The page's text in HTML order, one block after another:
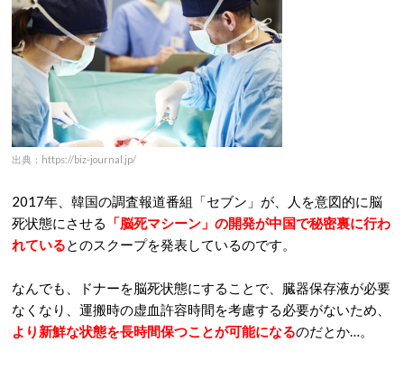
出典：https://biz-journal.jp/
2017年、韓国の調査報道番組「セブン」が、人を意図的に脳
死状態にさせる
「脳死マシーン」の開発が中国で秘密裏に行わ
れているとのスクープを発表しているのです。
なんでも、ドナーを脳死状態にすることで、臓器保存液が必要
なくなり、運搬時の虚血許容時間を考慮する必要がないため、
より新鮮な状態を長時間保つことが可能になるのだとか…。